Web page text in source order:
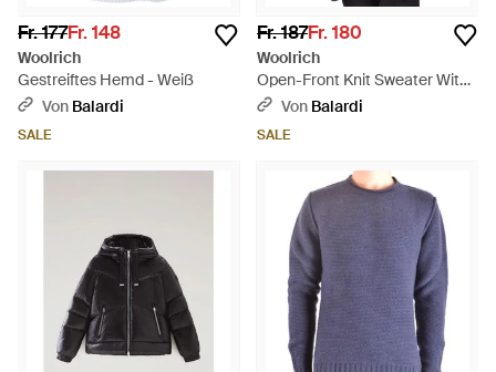
Fr. 177Fr. 148
Woolrich
Gestreiftes Hemd - Weiß
Von Balardi
SALE
Fr. 187Fr. 180
Woolrich
Open-Front Knit Sweater With
Ribbed Cuffs - Schwarz
Von Balardi
SALE